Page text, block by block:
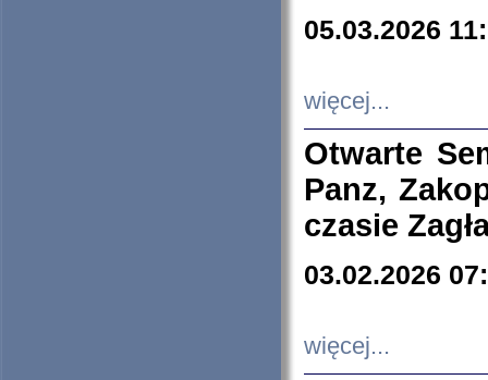
05.03.2026
więcej...
Otwarte
Panz,
czasie
03.02.2026
więcej...